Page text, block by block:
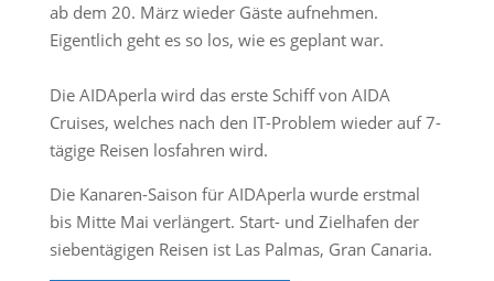
ab dem 20. März wieder Gäste aufnehmen.
Eigentlich geht es so los, wie es geplant war.
Die AIDAperla wird das erste Schiff von AIDA
Cruises, welches nach den IT-Problem wieder auf 7-
tägige Reisen losfahren wird.
Die Kanaren-Saison für AIDAperla wurde erstmal
bis Mitte Mai verlängert. Start- und Zielhafen der
siebentägigen Reisen ist Las Palmas, Gran Canaria.